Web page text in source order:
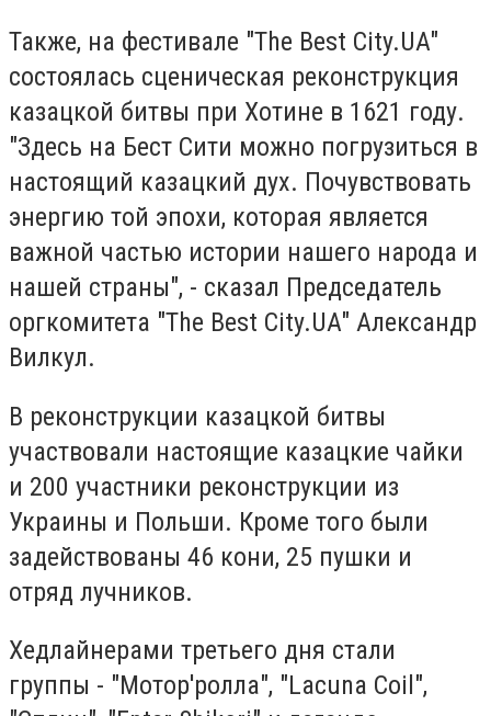
Также, на фестивале "The Best City.UA"
состоялась сценическая реконструкция
казацкой битвы при Хотине в 1621 году.
"Здесь на Бест Сити можно погрузиться в
настоящий казацкий дух. Почувствовать
энергию той эпохи, которая является
важной частью истории нашего народа и
нашей страны", - сказал Председатель
оргкомитета "The Best City.UA" Александр
Вилкул.
В реконструкции казацкой битвы
участвовали настоящие казацкие чайки
и 200 участники реконструкции из
Украины и Польши. Кроме того были
задействованы 46 кони, 25 пушки и
отряд лучников.
Хедлайнерами третьего дня стали
группы - "Мотор'ролла", "Lacuna Coil",